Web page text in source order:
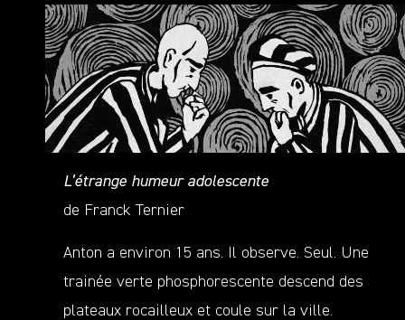
L’étrange humeur adolescente
de Franck Ternier
Anton a environ 15 ans. Il observe. Seul. Une
trainée verte phosphorescente descend des
plateaux rocailleux et coule sur la ville.